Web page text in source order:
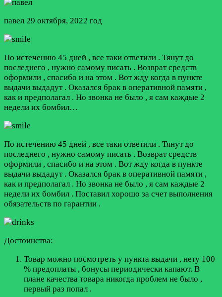
павел 29 октября, 2022 год
По истечению 45 дней , все таки ответили . Тянут до
последнего , нужно самому писать . Возврат средств
оформили , спасибо и на этом . Вот жду когда в пункте
выдачи выдадут . Оказался брак в оперативной памяти ,
как и предполагал . Но звонка не было , я сам каждые 2
недели их бомбил…
По истечению 45 дней , все таки ответили . Тянут до
последнего , нужно самому писать . Возврат средств
оформили , спасибо и на этом . Вот жду когда в пункте
выдачи выдадут . Оказался брак в оперативной памяти ,
как и предполагал . Но звонка не было , я сам каждые 2
недели их бомбил . Поставил хорошо за счет выполнения
обязательств по гарантии .
Достоинства:
Товар можно посмотреть у пункта выдачи , нету 100
% предоплаты , бонусы периодически капают. В
плане качества товара никогда проблем не было ,
первый раз попал .